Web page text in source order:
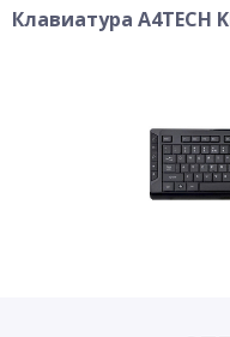
Клавиатура A4TECH